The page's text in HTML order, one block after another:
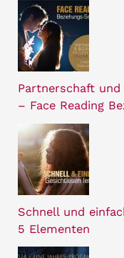
Partnerschaft und
– Face Reading
Schnell und
5 Elementen